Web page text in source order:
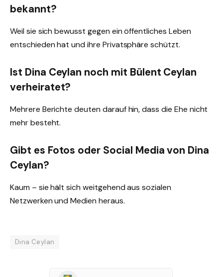
bekannt?
Weil sie sich bewusst gegen ein öffentliches Leben
entschieden hat und ihre Privatsphäre schützt.
Ist Dina Ceylan noch mit Bülent Ceylan
verheiratet?
Mehrere Berichte deuten darauf hin, dass die Ehe nicht
mehr besteht.
Gibt es Fotos oder Social Media von Dina
Ceylan?
Kaum – sie hält sich weitgehend aus sozialen
Netzwerken und Medien heraus.
Dina Ceylan